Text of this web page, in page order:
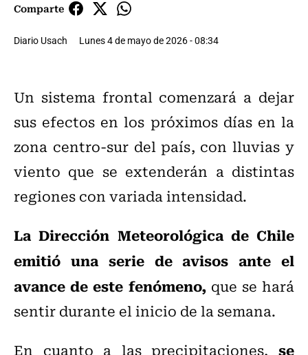
Comparte
Diario Usach Lunes 4 de mayo de 2026 - 08:34
Un sistema frontal comenzará a dejar
sus efectos en los próximos días en la
zona centro-sur del país, con lluvias y
viento que se extenderán a distintas
regiones con variada intensidad.
La Dirección Meteorológica de Chile
emitió una serie de avisos ante el
avance de este fenómeno,que se hará
sentir durante el inicio de la semana.
En cuanto a las precipitaciones, se